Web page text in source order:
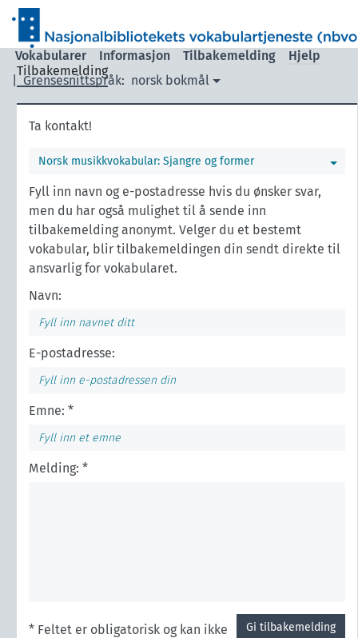
Grensesnittspråk: norsk bokmål
Vokabularer Informasjon Tilbakemelding
Hjelp
Tilbakemelding
Ta kontakt!
Norsk musikkvokabular: Sjangre og former
Fyll inn navn og e-postadresse hvis du ønsker svar,
men du har også mulighet til å sende inn
tilbakemelding anonymt. Velger du et bestemt
vokabular, blir tilbakemeldingen din sendt direkte til
ansvarlig for vokabularet.
Navn:
E-postadresse:
Emne: *
Melding: *
Gi tilbakemelding
* Feltet er obligatorisk og kan ikke